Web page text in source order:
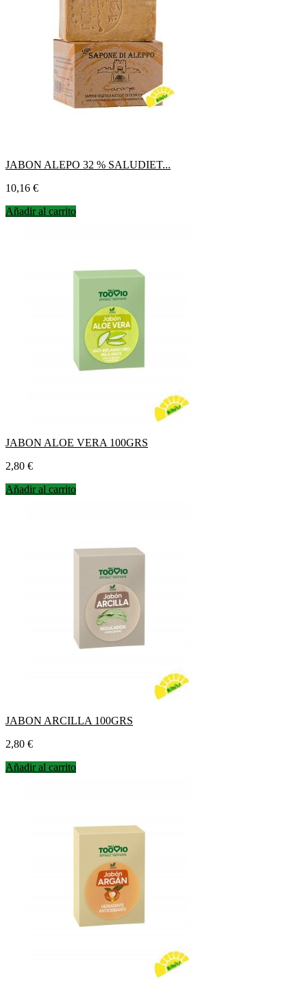
JABON ALEPO 32 % SALUDIET...
Precio
10,16 €
Añadir al carrito
JABON ALOE VERA 100GRS
Precio
2,80 €
Añadir al carrito
JABON ARCILLA 100GRS
Precio
2,80 €
Añadir al carrito